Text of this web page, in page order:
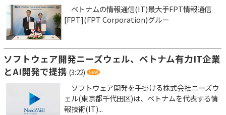
ベトナムの情報通信(IT)最大手FPT情報通信
[FPT](FPT Corporation)グルー
ソフトウェア開発ニーズウェル、ベトナム有力IT企業
とAI開発で提携 (3:22)
ソフトウェア開発を手掛ける株式会社ニーズウ
ェル(東京都千代田区)は、ベトナムを代表する情
報技術(IT)...